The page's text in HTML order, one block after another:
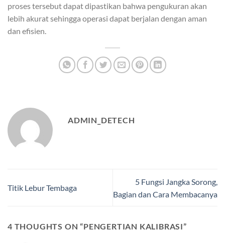
proses tersebut dapat dipastikan bahwa pengukuran akan
lebih akurat sehingga operasi dapat berjalan dengan aman
dan efisien.
ADMIN_DETECH
Titik Lebur Tembaga
5 Fungsi Jangka Sorong,
Bagian dan Cara Membacanya
4 THOUGHTS ON “PENGERTIAN KALIBRASI”